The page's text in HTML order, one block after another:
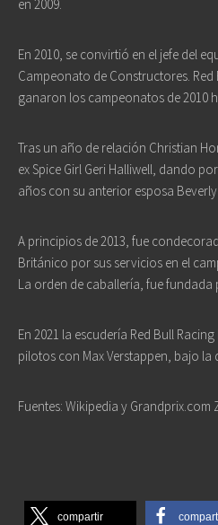
en 2009.
En 2010, se convirtió en el jefe del
Campeonato de Constructores.
ganaron los campeonatos de 2010
Tras un año de relación Christian
ex Spice Girl Geri Halliwell, dando
años con su anterior esposa Beverly
A principios de 2013, fue
Británico por sus servicios en el
La orden de caballería, fue fundada
En 2021 la escudería Red Bull
pilotos con Max Verstappen, bajo la
Fuentes: Wikipedia y Grandprix.com
compartir